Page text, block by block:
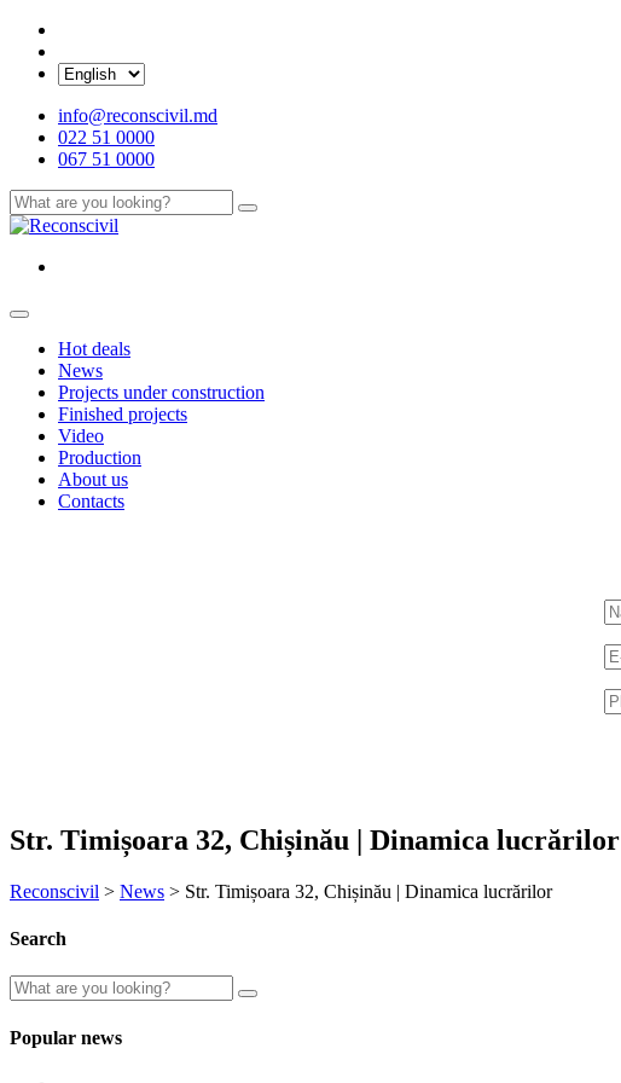
info@reconscivil.md
022 51 0000
067 51 0000
Hot deals
News
Projects under construction
Finished projects
Video
Production
About us
Contacts
Str. Timișoara 32, Chișinău | Dinamica lucrărilor
Reconscivil > News > Str. Timișoara 32, Chișinău | Dinamica lucrărilor
Search
Popular news